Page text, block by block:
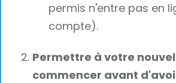
permis n'entre pas en
compte).
Permettre à votre
commencer avant